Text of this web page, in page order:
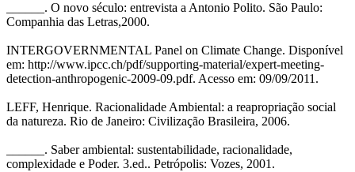
______. O novo século: entrevista a Antonio Polito. São Paulo:
Companhia das Letras,2000.
INTERGOVERNMENTAL Panel on Climate Change. Disponível
em: http://www.ipcc.ch/pdf/supporting-material/expert-meeting-
detection-anthropogenic-2009-09.pdf. Acesso em: 09/09/2011.
LEFF, Henrique. Racionalidade Ambiental: a reapropriação social
da natureza. Rio de Janeiro: Civilização Brasileira, 2006.
______. Saber ambiental: sustentabilidade, racionalidade,
complexidade e Poder. 3.ed.. Petrópolis: Vozes, 2001.